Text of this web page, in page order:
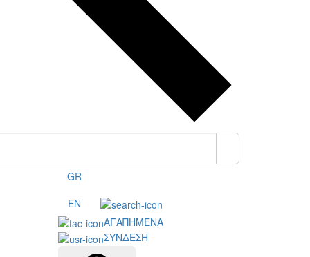
GR
EN
ΑΓΑΠΗΜΕΝΑ
ΣΥΝΔΕΣΗ